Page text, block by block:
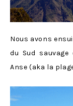
Nous avons
du Sud
Anse (aka la